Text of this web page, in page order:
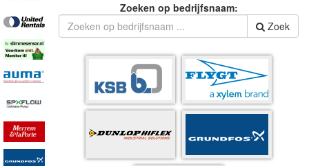
Zoeken op bedrijfsnaam:
Zoek